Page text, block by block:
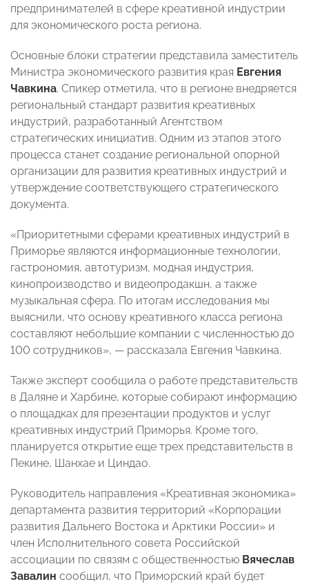
предпринимателей в сфере креативной индустрии
для экономического роста региона.
Основные блоки стратегии представила заместитель
Министра экономического развития края Евгения
Чавкина. Спикер отметила, что в регионе внедряется
региональный стандарт развития креативных
индустрий, разработанный Агентством
стратегических инициатив. Одним из этапов этого
процесса станет создание региональной опорной
организации для развития креативных индустрий и
утверждение соответствующего стратегического
документа.
«Приоритетными сферами креативных индустрий в
Приморье являются информационные технологии,
гастрономия, автотуризм, модная индустрия,
кинопроизводство и видеопродакшн, а также
музыкальная сфера. По итогам исследования мы
выяснили, что основу креативного класса региона
составляют небольшие компании с численностью до
100 сотрудников», — рассказала Евгения Чавкина.
Также эксперт сообщила о работе представительств
в Даляне и Харбине, которые собирают информацию
о площадках для презентации продуктов и услуг
креативных индустрий Приморья. Кроме того,
планируется открытие еще трех представительств в
Пекине, Шанхае и Циндао.
Руководитель направления «Креативная экономика»
департамента развития территорий «Корпорации
развития Дальнего Востока и Арктики России» и
член Исполнительного совета Российской
ассоциации по связям с общественностью Вячеслав
Завалин сообщил, что Приморский край будет